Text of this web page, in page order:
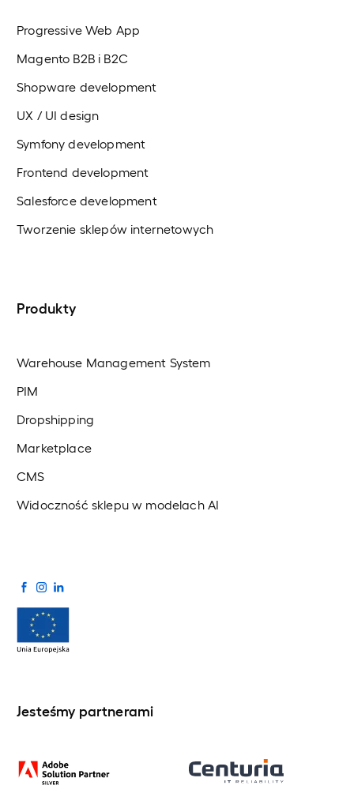
Progressive Web App
Magento B2B i B2C
Shopware development
UX / UI design
Symfony development
Frontend development
Salesforce development
Tworzenie sklepów internetowych
Produkty
Warehouse Management System
PIM
Dropshipping
Marketplace
CMS
Widoczność sklepu w modelach AI
Jesteśmy partnerami